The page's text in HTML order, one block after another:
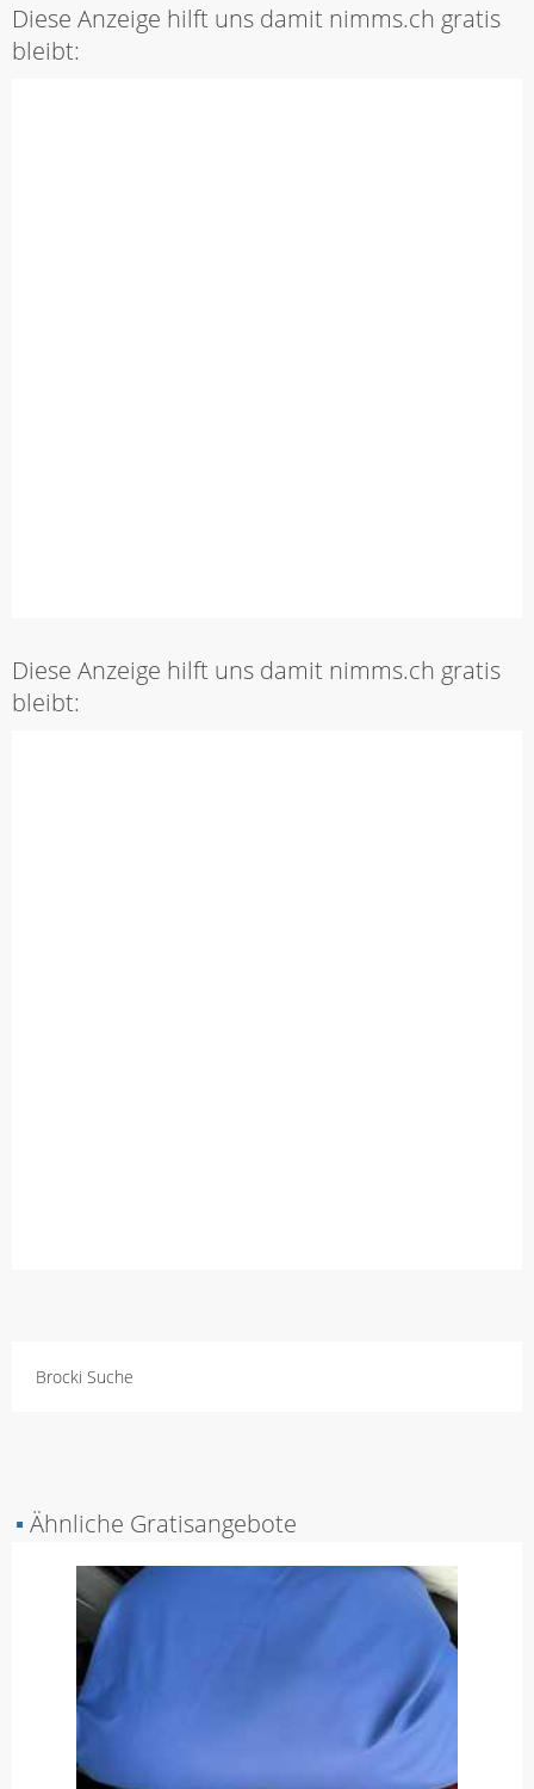
Diese Anzeige hilft uns damit nimms.ch gratis
bleibt:
Diese Anzeige hilft uns damit nimms.ch gratis
bleibt:
Brocki Suche
▪ Ähnliche Gratisangebote